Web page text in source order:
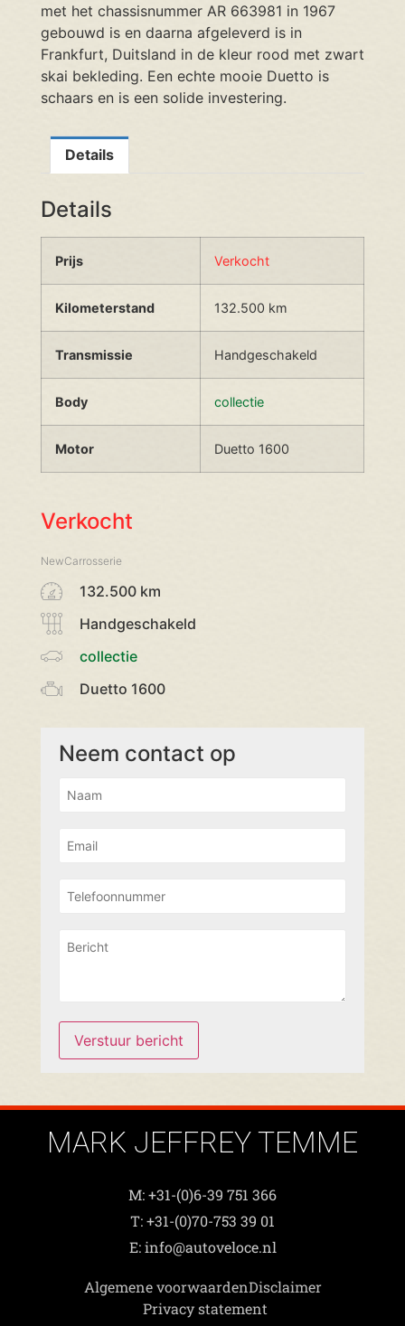
met het chassisnummer AR 663981 in 1967
gebouwd is en daarna afgeleverd is in
Frankfurt, Duitsland in de kleur rood met zwart
skai bekleding. Een echte mooie Duetto is
schaars en is een solide investering.
Details
Details
Prijs Verkocht
Kilometerstand 132.500 km
Transmissie Handgeschakeld
Body collectie
Motor Duetto 1600
Verkocht
NewCarrosserie
132.500 km
Handgeschakeld
collectie
Duetto 1600
Neem contact op
Verstuur bericht
MARK JEFFREY TEMME
M: +31-(0)6-39 751 366
T: +31-(0)70-753 39 01
E: info@autoveloce.nl
Algemene voorwaardenDisclaimer
Privacy statement